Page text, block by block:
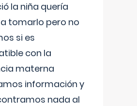
la niña quería
tomarlo pero no
si es
con la
materna
información y
nada al